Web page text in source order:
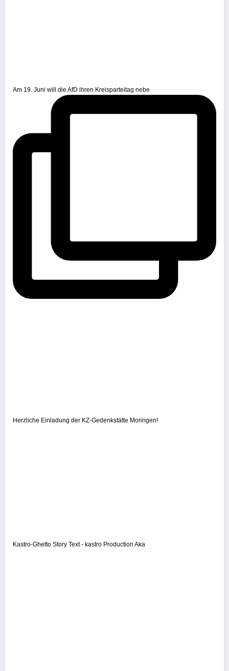
Am 19. Juni will die AfD ihren Kreisparteitag nebe
Herzliche Einladung der KZ-Gedenkstätte Moringen!
Kastro-Ghetto Story Text - kastro Production Aka